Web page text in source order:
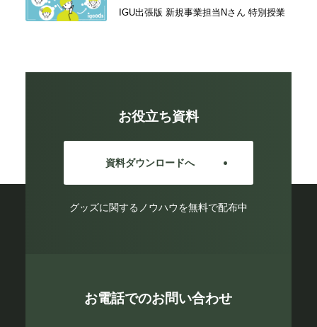
IGU出張版 新規事業担当Nさん 特別授業
お役立ち資料
資料ダウンロードへ
グッズに関するノウハウを無料で配布中
お電話でのお問い合わせ